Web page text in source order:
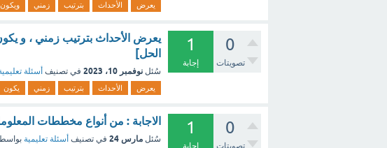
يعرض الأحداث بترتيب زمني ويكون
0
تصويتات
1
إجابة
يعرض الأحداث بترتيب زمني ، و
الحل]
سُئل نوفمبر 10، 2023 في تصنيف أسئلة
يعرض الأحداث بترتيب زمني يكون
0
تصويتات
1
إجابة
الاجابة : من أنواع مخططات
سُئل مارس 24 في تصنيف أسئلة تعليمية